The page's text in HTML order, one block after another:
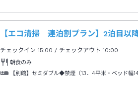
【エコ清掃 連泊割プラン】2泊目以
チェックイン15:00 / チェックアウト 10:00
朝食のみ
【別館】セミダブル◆禁煙（13．4平米・ベッド幅